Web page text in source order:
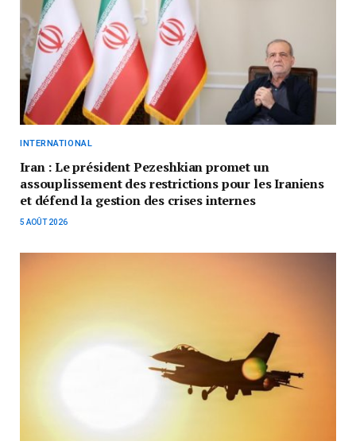
INTERNATIONAL
Iran : Le président Pezeshkian promet un
assouplissement des restrictions pour les Iraniens
et défend la gestion des crises internes
5 AOÛT 2026